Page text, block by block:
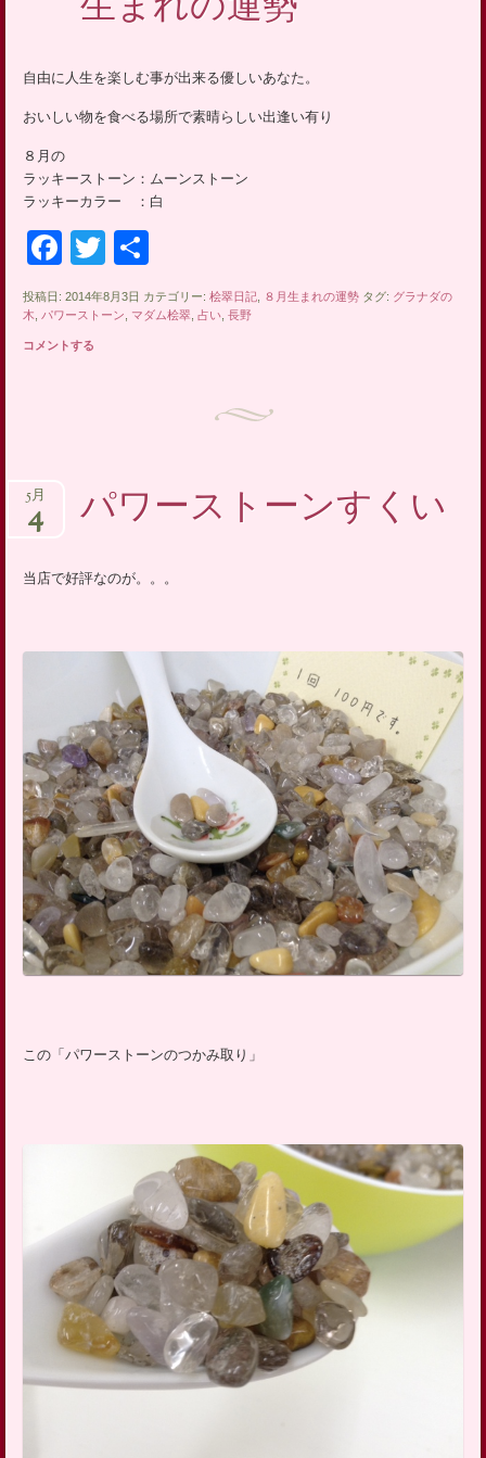
自由に人生を楽しむ事が出来る優しいあなた。
おいしい物を食べる場所で素晴らしい出逢い有り
８月の
ラッキーストーン：ムーンストーン
ラッキーカラー ：白
Facebook
Twitter
有
投稿日: 2014年8月3日 カテゴリー:桧翠日記 ８月生まれの運勢 タグ: グラナダの
木
パワーストーン マダム桧翠 ,占い ,長野
コメントする
パワーストーンすくい
5月
4
当店で好評なのが。。。
この「パワーストーンのつかみ取り」